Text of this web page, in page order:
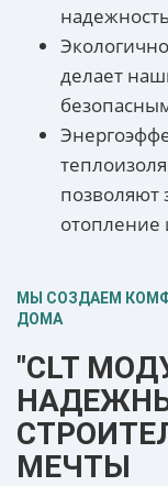
делает
позволяют
МЫ СОЗДАЕМ
ДОМА
"CLT
МЕЧТЫ